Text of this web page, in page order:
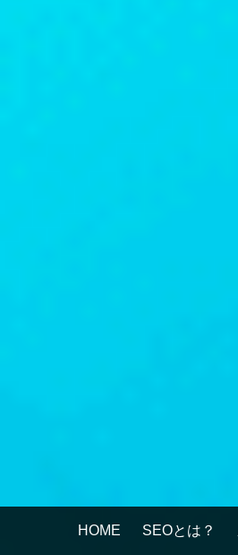
HOME SEOとは？